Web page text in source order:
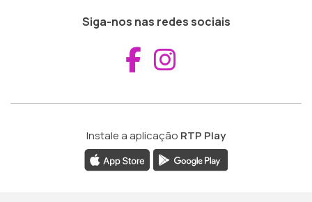
Siga-nos nas redes sociais
Aceder ao
Instale a aplicação RTP Play